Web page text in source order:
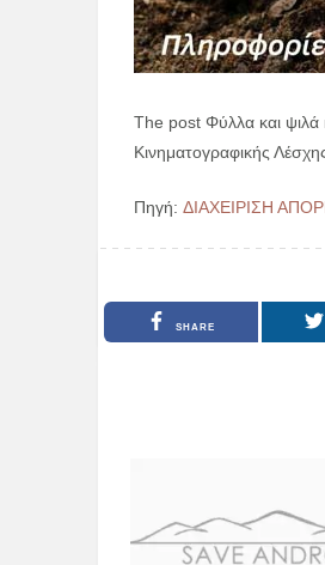
The post Φύλλα και
Κινηματογραφικής
Πηγή: ΔΙΑΧΕΙΡΙΣΗ
SHARE